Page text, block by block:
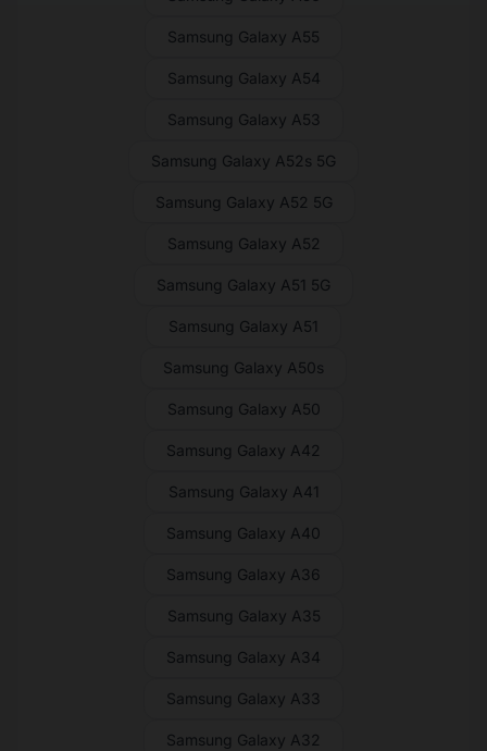
Samsung Galaxy A55
Samsung Galaxy A54
Samsung Galaxy A53
Samsung Galaxy A52s 5G
Samsung Galaxy A52 5G
Samsung Galaxy A52
Samsung Galaxy A51 5G
Samsung Galaxy A51
Samsung Galaxy A50s
Samsung Galaxy A50
Samsung Galaxy A42
Samsung Galaxy A41
Samsung Galaxy A40
Samsung Galaxy A36
Samsung Galaxy A35
Samsung Galaxy A34
Samsung Galaxy A33
Samsung Galaxy A32